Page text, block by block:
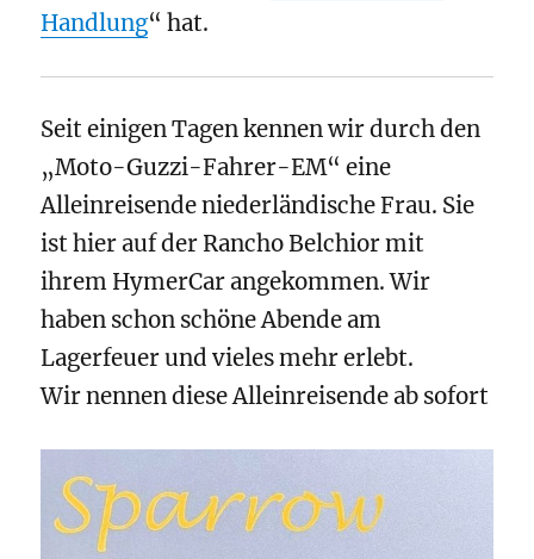
Handlung“ hat.
Seit einigen Tagen kennen wir durch den
„Moto-Guzzi-Fahrer-EM“ eine
Alleinreisende niederländische Frau. Sie
ist hier auf der Rancho Belchior mit
ihrem HymerCar angekommen. Wir
haben schon schöne Abende am
Lagerfeuer und vieles mehr erlebt.
Wir nennen diese Alleinreisende ab sofort